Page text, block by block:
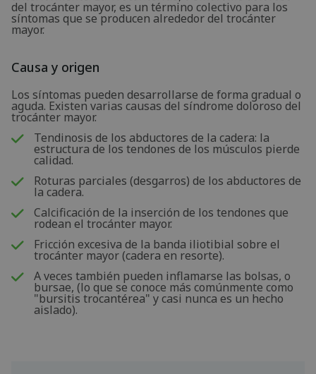
del trocánter mayor, es un término colectivo para los
síntomas que se producen alrededor del trocánter
mayor.
Causa y origen
Los síntomas pueden desarrollarse de forma gradual o
aguda. Existen varias causas del síndrome doloroso del
trocánter mayor.
Tendinosis de los abductores de la cadera: la
estructura de los tendones de los músculos pierde
calidad.
Roturas parciales (desgarros) de los abductores de
la cadera.
Calcificación de la inserción de los tendones que
rodean el trocánter mayor.
Fricción excesiva de la banda iliotibial sobre el
trocánter mayor (cadera en resorte).
A veces también pueden inflamarse las bolsas, o
bursae, (lo que se conoce más comúnmente como
"bursitis trocantérea" y casi nunca es un hecho
aislado).